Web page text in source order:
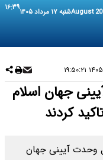
شنبه ۱۷ مرداد ۱۴۰۵ ۱۶:۳۹
جهان اسلام
کردند
وحدت آیینی جهان